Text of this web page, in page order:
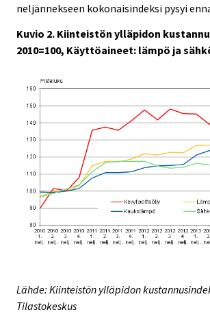
neljännekseen kokonaisindeksi pysyi
Kuvio 2. Kiinteistön ylläpidon
2010=100, Käyttöaineet: lämpö ja
Lähde: Kiinteistön ylläpidon
Tilastokeskus